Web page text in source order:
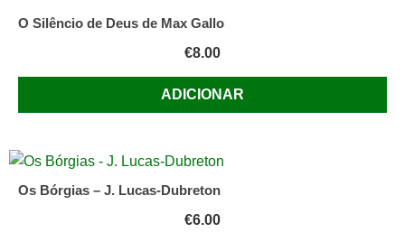
O Silêncio de Deus de Max Gallo
€8.00
ADICIONAR
Os Bórgias – J. Lucas-Dubreton
€6.00